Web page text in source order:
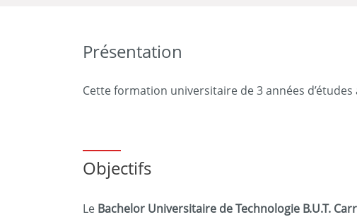
Présentation
Cette formation universitaire de 3 années
Objectifs
Le Bachelor Universitaire de Technologie B.U.T.